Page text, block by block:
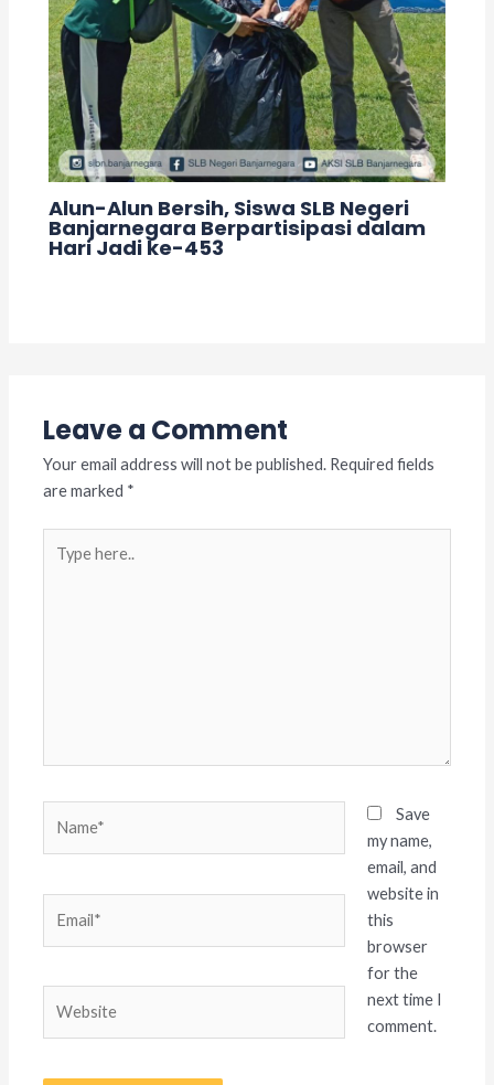
Alun-Alun Bersih, Siswa SLB Negeri
Banjarnegara Berpartisipasi dalam
Hari Jadi ke-453
Leave a Comment
Your email address will not be published. Required fields
are marked *
here..
Save
my name,
email, and
website in
this
browser
for the
next time I
comment.